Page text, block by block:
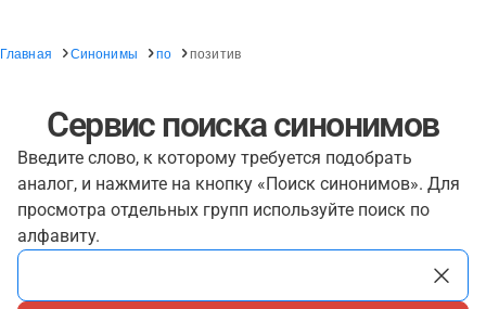
Главная Синонимы по позитив
Сервис поиска синонимов
Введите слово, к которому требуется подобрать
аналог, и нажмите на кнопку «Поиск синонимов». Для
просмотра отдельных групп используйте поиск по
алфавиту.